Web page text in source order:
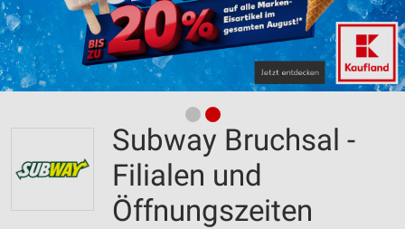
Subway Bruchsal -
Filialen und
Öffnungszeiten